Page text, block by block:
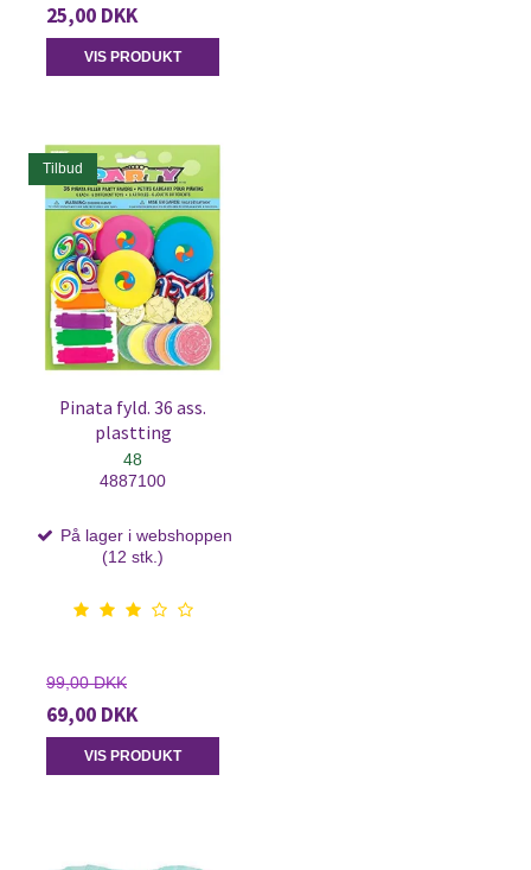
25,00 DKK
VIS PRODUKT
Tilbud
Pinata fyld. 36 ass.
plastting
48
4887100
På lager i webshoppen
(12 stk.)
99,00 DKK
69,00 DKK
VIS PRODUKT